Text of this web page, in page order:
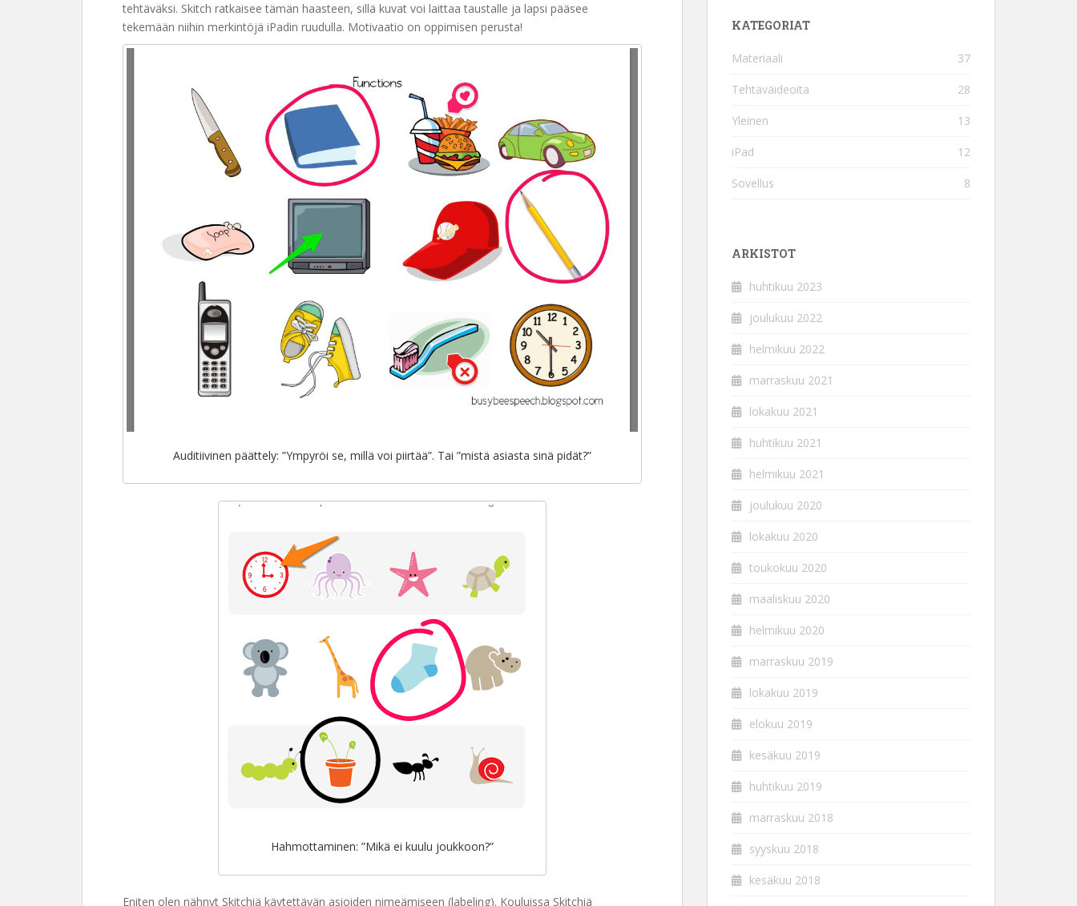
tehtäväksi. Skitch ratkaisee tämän haasteen, sillä kuvat voi laittaa taustalle ja lapsi pääsee
tekemään niihin merkintöjä iPadin ruudulla. Motivaatio on oppimisen perusta!
Auditiivinen päättely: ”Ympyröi se, millä voi piirtää”. Tai ”mistä asiasta sinä pidät?”
Hahmottaminen: ”Mikä ei kuulu joukkoon?”
Eniten olen nähnyt Skitchiä käytettävän asioiden nimeämiseen (labeling). Kouluissa Skitchiä
KATEGORIAT
Materiaali 37
Tehtäväideoita 28
Yleinen 13
iPad 12
Sovellus 8
ARKISTOT
huhtikuu 2023
joulukuu 2022
helmikuu 2022
marraskuu 2021
lokakuu 2021
huhtikuu 2021
helmikuu 2021
joulukuu 2020
lokakuu 2020
toukokuu 2020
maaliskuu 2020
helmikuu 2020
marraskuu 2019
lokakuu 2019
elokuu 2019
kesäkuu 2019
huhtikuu 2019
marraskuu 2018
syyskuu 2018
kesäkuu 2018